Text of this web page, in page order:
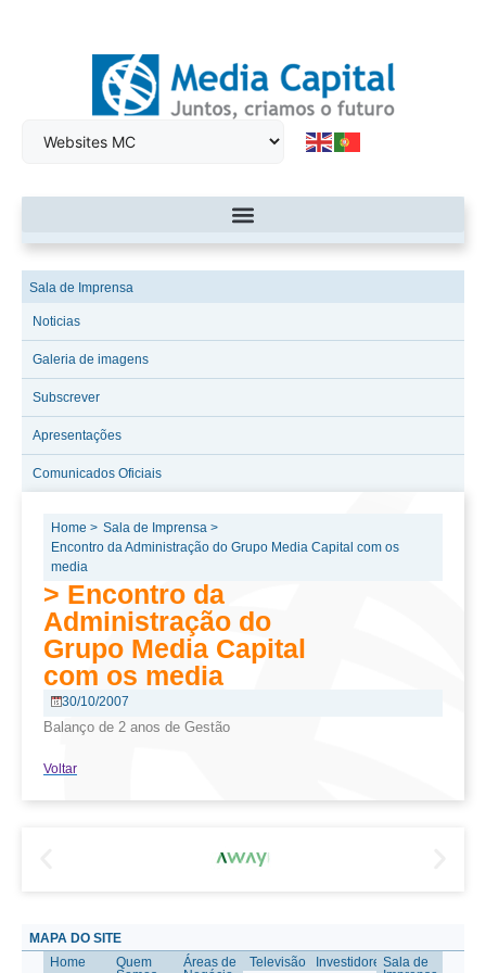
Sala de Imprensa
Noticias
Galeria de imagens
Subscrever
Apresentações
Comunicados Oficiais
Home > Sala de Imprensa >
Encontro da Administração do Grupo Media Capital com os
media
> Encontro da
Administração do
Grupo Media Capital
com os media
30/10/2007
Balanço de 2 anos de Gestão
Voltar
MAPA DO SITE
Home
Quem
Áreas de
Televisão InvestidoresSala de